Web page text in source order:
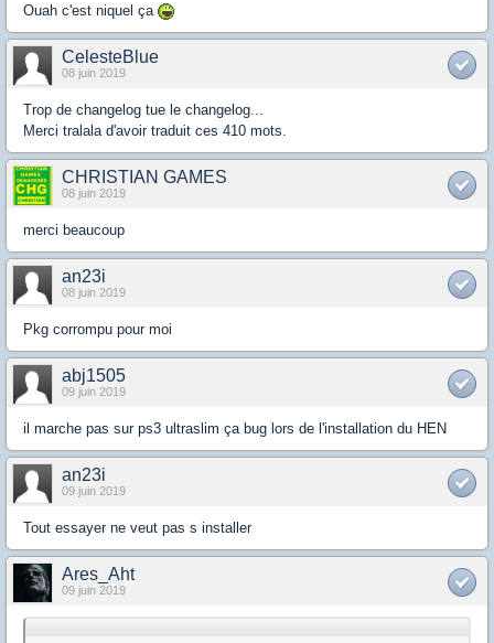
Ouah c'est niquel ça
CelesteBlue
08 juin 2019
Trop de changelog tue le changelog...
Merci tralala d'avoir traduit ces 410 mots.
CHRISTIAN GAMES
08 juin 2019
merci beaucoup
an23i
08 juin 2019
Pkg corrompu pour moi
abj1505
09 juin 2019
il marche pas sur ps3 ultraslim ça bug lors de l'installation du HEN
an23i
09 juin 2019
Tout essayer ne veut pas s installer
Ares_Aht
09 juin 2019